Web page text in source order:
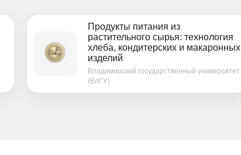
Продукты питания из
растительного сырья: технология
хлеба, кондитерских и макаронных
изделий
Владимирский государственный университет
(ВлГУ)